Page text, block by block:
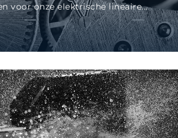
voor onze elektrische lineaire...